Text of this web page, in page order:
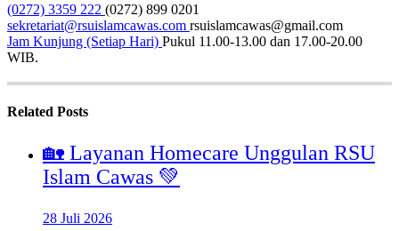
(0272) 3359 222 (0272) 899 0201
sekretariat@rsuislamcawas.com rsuislamcawas@gmail.com
Jam Kunjung (Setiap Hari) Pukul 11.00-13.00 dan 17.00-20.00
WIB.
Related Posts
🏡 Layanan Homecare Unggulan RSU
Islam Cawas 💚
28 Juli 2026